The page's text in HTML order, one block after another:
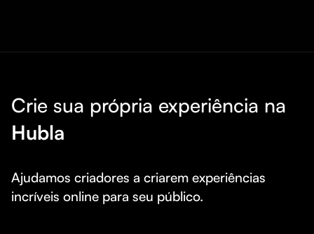
Crie sua própria experiência na
Hubla
Ajudamos criadores a criarem experiências
incríveis online para seu público.